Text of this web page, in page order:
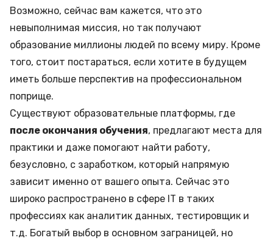
Возможно, сейчас вам кажется, что это
невыполнимая миссия, но так получают
образование миллионы людей по всему миру. Кроме
того, стоит постараться, если хотите в будущем
иметь больше перспектив на профессиональном
поприще.
Существуют образовательные платформы, где
после окончания обучения, предлагают места для
практики и даже помогают найти работу,
безусловно, с заработком, который напрямую
зависит именно от вашего опыта. Сейчас это
широко распространено в сфере IT в таких
профессиях как аналитик данных, тестировщик и
т.д. Богатый выбор в основном заграницей, но